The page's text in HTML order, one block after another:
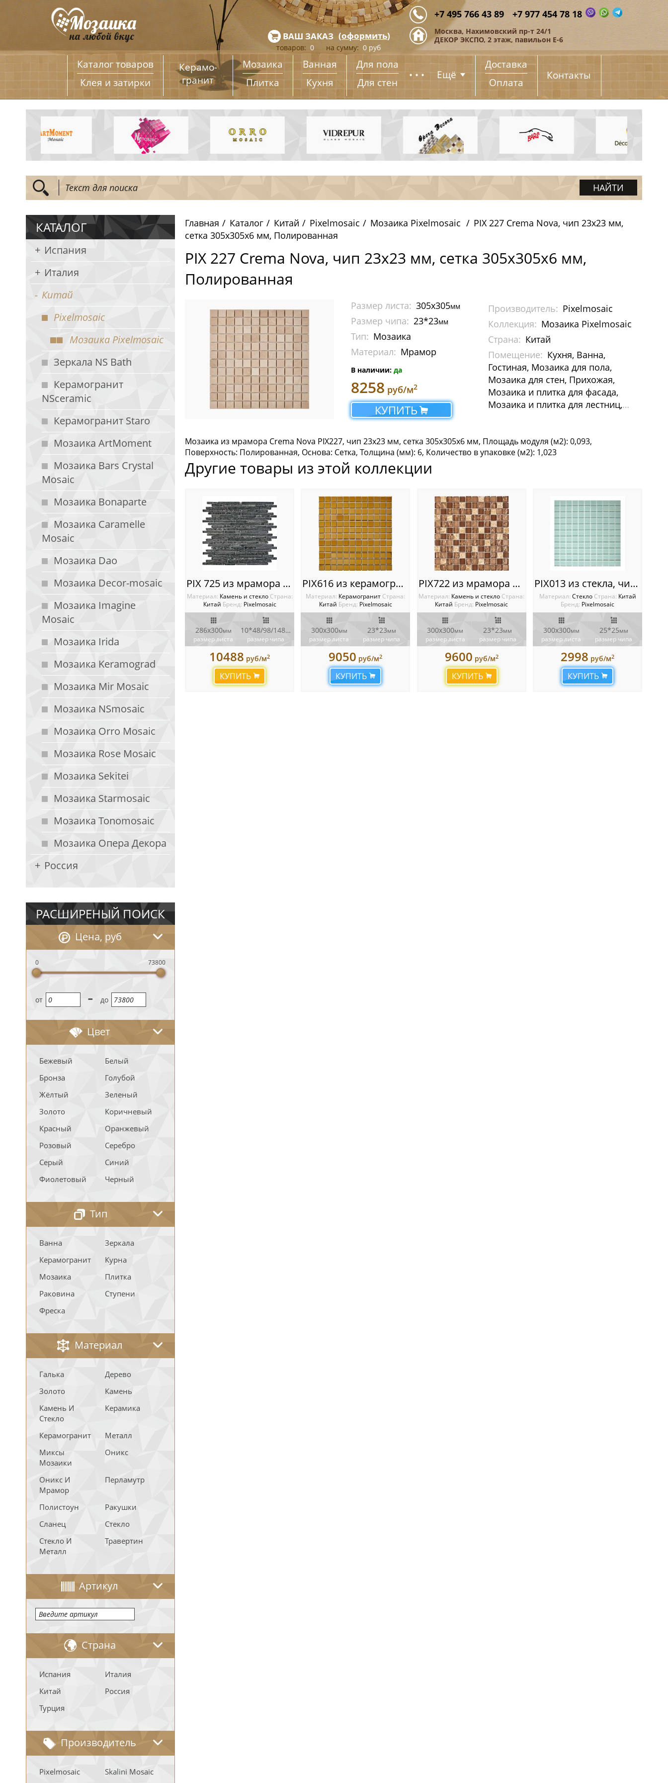
+7 495 766 43 89 +7 977 454 78 18
Москва, Нахимовский пр-т 24/1
ДЕКОР ЭКСПО, 2 этаж, павильон Е-6
ВАШ ЗАКАЗ (оформить)
товаров: 0 на сумму: 0 руб
Каталог товаров
Клея и затирки
Керамо­
гранит
Мозаика
Плитка
Ванная
Кухня
Для пола
Для стен
... Ещё
Доставка
Оплата
Контакты
КАТАЛОГ
Испания
Италия
Китай
Pixelmosaic
Мозаика Pixelmosaic
Зеркала NS Bath
Керамогранит
NSceramic
Керамогранит Staro
Мозаика ArtMoment
Мозаика Bars Crystal
Mosaic
Мозаика Bonaparte
Мозаика Caramelle
Mosaic
Мозаика Dao
Мозаика Decor-mosaic
Мозаика Imagine
Mosaic
Мозаика Irida
Мозаика Keramograd
Мозаика Mir Mosaic
Мозаика NSmosaic
Мозаика Orro Mosaic
Мозаика Rose Mosaic
Мозаика Sekitei
Мозаика Starmosaic
Мозаика Tonomosaic
Мозаика Опера Декора
Россия
РАСШИРЕНЫЙ ПОИСК
Цена, руб
0 73800
oт - до
Цвет
Бежевый
Белый
Бронза
Голубой
Жёлтый
Зеленый
Золото
Коричневый
Красный
Оранжевый
Розовый
Серебро
Серый
Синий
Фиолетовый
Черный
Тип
Ванна
Зеркала
Керамогранит
Курна
Мозаика
Плитка
Раковина
Ступени
Фреска
Материал
Галька
Дерево
Золото
Камень
Камень И
Стекло
Керамика
Керамогранит
Металл
Миксы
Мозаики
Оникс
Оникс И
Мрамор
Перламутр
Полистоун
Ракушки
Сланец
Стекло
Стекло И
Металл
Травертин
Артикул
Страна
Испания
Италия
Китай
Россия
Турция
Производитель
Pixelmosaic Skalini Mosaic
Главная Каталог Китай Pixelmosaic Мозаика Pixelmosaic
PIX 227 Crema Nova, чип 23х23 мм,
сетка 305х305х6 мм, Полированная
PIX 227 Crema Nova, чип 23х23 мм, сетка 305х305х6 мм,
Полированная
Производитель: Pixelmosaic
Коллекция: Мозаика Pixelmosaic
Страна: Китай
Помещение: Кухня, Ванна,
Гостиная, Мозаика для пола,
Мозаика для стен, Прихожая,
Мозаика и плитка для фасада,
Мозаика и плитка для лестниц,
мозаики, Картины и панно из
мозаики, Галька
Размер листа: 305x305мм
Размер чипа: 23*23мм
Тип: Мозаика
Материал: Мрамор
В наличии: да
8258 руб/м2
КУПИТЬ
Мозаика из мрамора Crema Nova PIX227, чип 23х23 мм, сетка 305х305х6 мм, Площадь модуля (м2): 0,093,
Поверхность: Полированная, Основа: Сетка, Толщина (мм): 6, Количество в упаковке (м2): 1,023
Другие товары из этой коллекции
PIX 725 из мрамора и стекла, чипы 10x48/98/148 мм, сетка 286х300x8 мм
Материал: Камень и стекло Cтрана:
Китай Бренд: Pixelmosaic
286x300мм
размер листа
10*48/98/148
мм
размер чипа
10488 руб/м2
КУПИТЬ
PIX616 из керамогранита, чип 23х23 мм, сетка 300х300х6 мм
Материал: Керамогранит Cтрана:
Китай Бренд: Pixelmosaic
300х300мм
размер листа
23*23мм
размер чипа
9050 руб/м2
КУПИТЬ
PIX722 из мрамора и стекла, чип 23x23 мм, сетка 300х300x8 мм
Материал: Камень и стекло Cтрана:
Китай Бренд: Pixelmosaic
300х300мм
размер листа
23*23мм
размер чипа
9600 руб/м2
КУПИТЬ
PIX013 из стекла, чип 25х25 мм, сетка 300х300х4 мм
Материал: Стекло Cтрана: Китай
Бренд: Pixelmosaic
300х300мм
размер листа
25*25мм
размер чипа
2998 руб/м2
КУПИТЬ